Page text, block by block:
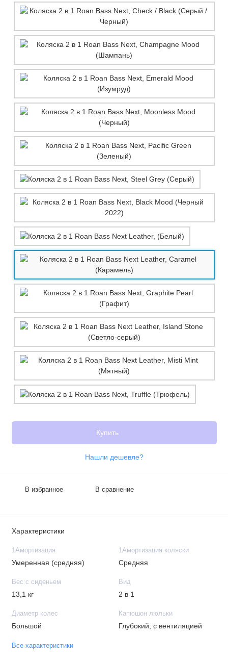
Купить
Нашли дешевле?
В избранное В сравнение
Характеристики
1Амортизация
Умеренная (средняя)
1Амортизация коляски
Средняя
Вес с сиденьем
13,1 кг
Вид
2 в 1
Диаметр колес
Большой
Капюшон люльки
Глубокий, с вентиляцией
Все характеристики